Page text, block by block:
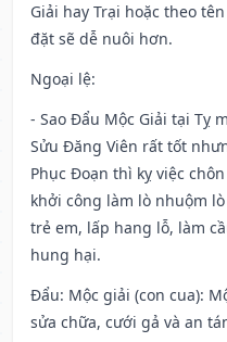
Giải hay Trại hoặc theo
đặt sẽ dễ nuôi hơn.
Ngoại lệ:
- Sao Đẩu Mộc Giải tại Tỵ
Sửu Đăng Viên rất tốt
Phục Đoạn thì kỵ việc
khởi công làm lò nhuộm
trẻ em, lấp hang lỗ, làm
hung hại.
Đẩu: Mộc giải (con cua):
sửa chữa, cưới gả và an